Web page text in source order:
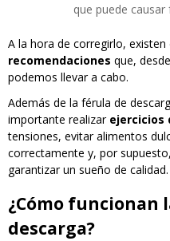
que puede causar
A la hora de corregirlo, existen
recomendaciones que,
podemos llevar a cabo.
Además de la férula de
importante realizar ejercicios
tensiones, evitar alimentos
correctamente y, por
garantizar un sueño de calidad.
¿Cómo funcionan
descarga?